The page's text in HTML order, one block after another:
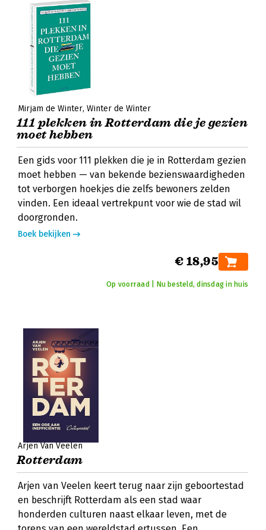
Mirjam de Winter Winter de Winter
111 plekken in Rotterdam die je gezien
moet hebben
Een gids voor 111 plekken die je in Rotterdam gezien
moet hebben — van bekende bezienswaardigheden
tot verborgen hoekjes die zelfs bewoners zelden
vinden. Een ideaal vertrekpunt voor wie de stad wil
doorgronden.
Boek bekijken
€ 18,95
Op voorraad | Nu besteld, dinsdag in huis
Arjen Van Veelen
Rotterdam
Arjen van Veelen keert terug naar zijn geboortestad
en beschrijft Rotterdam als een stad waar
honderden culturen naast elkaar leven, met de